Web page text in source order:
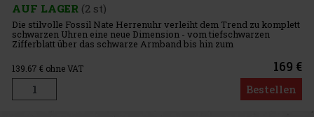
AUF LAGER (2 st)
Die stilvolle Fossil Nate Herrenuhr verleiht dem Trend zu komplett
schwarzen Uhren eine neue Dimension - vom tiefschwarzen
Zifferblatt über das schwarze Armband bis hin zum
Ergänzun
139.67 € ohne VAT 169 €
Bestellen